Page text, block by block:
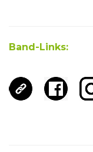
Band-Links: